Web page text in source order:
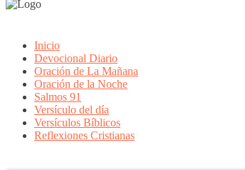
Inicio
Devocional Diario
Oración de La Mañana
Oración de la Noche
Salmos 91
Versículo del día
Versículos Bíblicos
Reflexiones Cristianas